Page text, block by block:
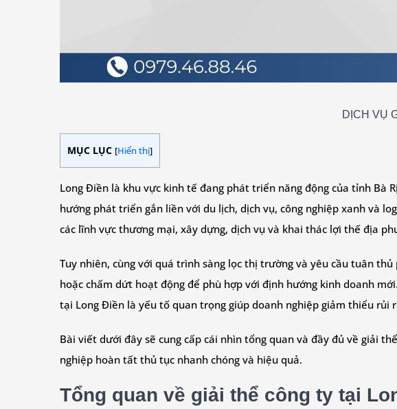
DỊCH VỤ
MỤC LỤC [Hiển thị]
Long Điền là khu vực kinh tế đang phát triển năng động của tỉnh Bà
hướng phát triển gắn liền với du lịch, dịch vụ, công nghiệp xanh và
các lĩnh vực thương mại, xây dựng, dịch vụ và khai thác lợi thế địa
Tuy nhiên, cùng với quá trình sàng lọc thị trường và yêu cầu tuân
hoặc chấm dứt hoạt động để phù hợp với định hướng kinh doanh
tại Long Điền là yếu tố quan trọng giúp doanh nghiệp giảm thiểu rủi
Bài viết dưới đây sẽ cung cấp cái nhìn tổng quan và đầy đủ về giải
nghiệp hoàn tất thủ tục nhanh chóng và hiệu quả.
Tổng quan về giải thể công ty tại